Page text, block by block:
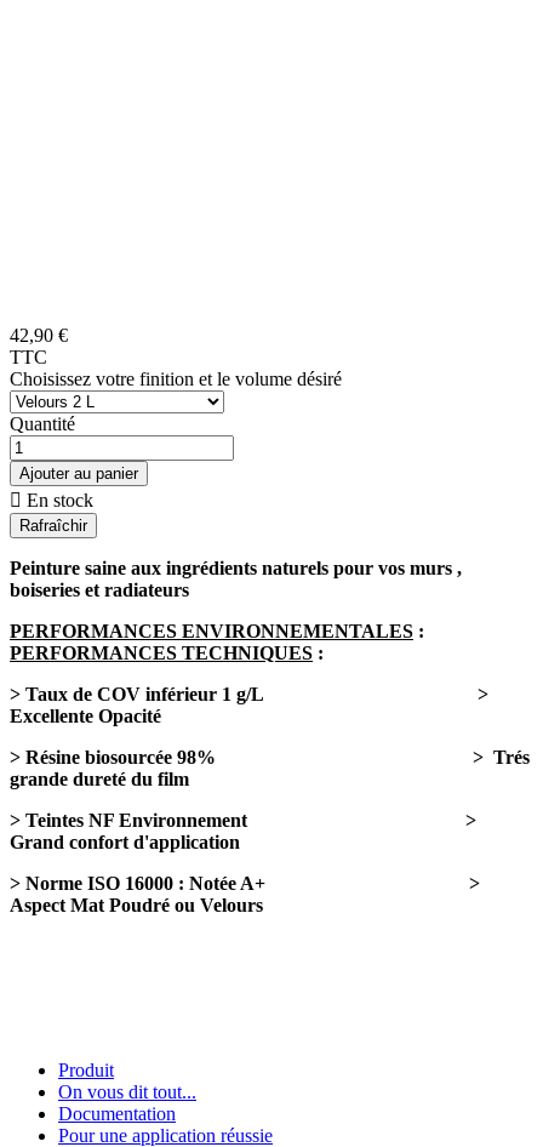
42,90 €
TTC
Choisissez votre finition et le volume désiré
Quantité
Ajouter au panier
 En stock
Peinture saine aux ingrédients naturels pour vos murs ,
boiseries et radiateurs
PERFORMANCES ENVIRONNEMENTALES :
PERFORMANCES TECHNIQUES :
> Taux de COV inférieur 1 g/L >
Excellente Opacité
> Résine biosourcée 98% > Trés
grande dureté du film
> Teintes NF Environnement >
Grand confort d'application
> Norme ISO 16000 : Notée A+ >
Aspect Mat Poudré ou Velours
Produit
On vous dit tout...
Documentation
Pour une application réussie